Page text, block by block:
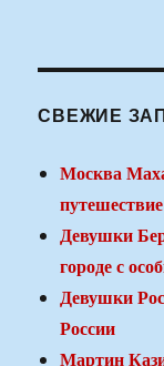
СВЕЖИЕ
Москва
Девушки
городе с
Девушки
России
Мартин